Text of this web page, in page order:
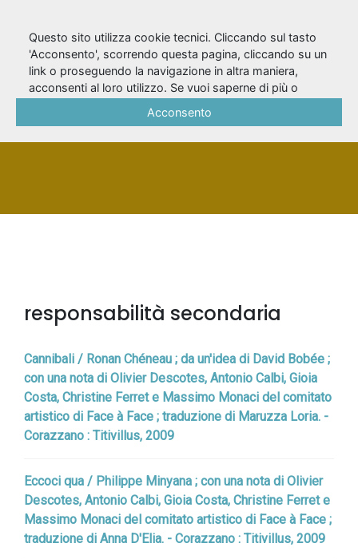
Descotes, Olivier
PERSONA
responsabilità secondaria
Cannibali / Ronan Chéneau ; da un'idea di David Bobée ;
con una nota di Olivier Descotes, Antonio Calbi, Gioia
Costa, Christine Ferret e Massimo Monaci del comitato
artistico di Face à Face ; traduzione di Maruzza Loria. -
Corazzano : Titivillus, 2009
Eccoci qua / Philippe Minyana ; con una nota di Olivier
Descotes, Antonio Calbi, Gioia Costa, Christine Ferret e
Massimo Monaci del comitato artistico di Face à Face ;
traduzione di Anna D'Elia. - Corazzano : Titivillus, 2009
Questo sito utilizza cookie tecnici. Cliccando sul tasto
'Acconsento', scorrendo questa pagina, cliccando su un
link o proseguendo la navigazione in altra maniera,
acconsenti al loro utilizzo. Se vuoi saperne di più o
Acconsento